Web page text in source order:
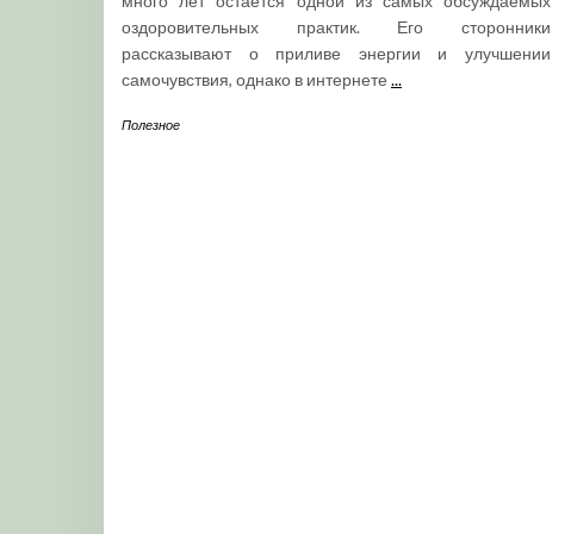
оздоровительных практик. Его сторонники
рассказывают о приливе энергии и улучшении
самочувствия, однако в интернете ...
Полезное